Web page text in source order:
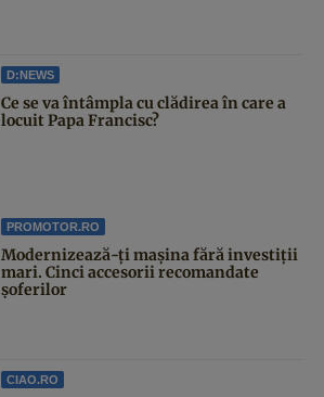
D:NEWS
Ce se va întâmpla cu clădirea în care a
locuit Papa Francisc?
PROMOTOR.RO
Modernizează-ți mașina fără investiții
mari. Cinci accesorii recomandate
șoferilor
CIAO.RO